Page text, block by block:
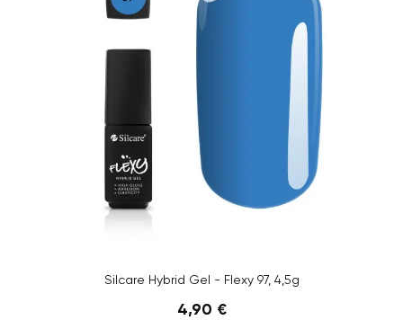
Silcare Hybrid Gel - Flexy 97, 4,5g
4,90 €